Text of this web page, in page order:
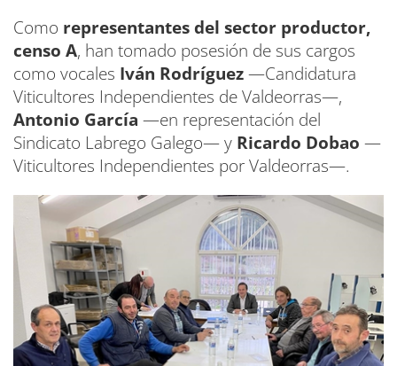
Como representantes del sector productor,
censo A, han tomado posesión de sus cargos
como vocales Iván Rodríguez—Candidatura
Viticultores Independientes de Valdeorras—,
Antonio García —en representación del
Sindicato Labrego Galego— y Ricardo Dobao —
Viticultores Independientes por Valdeorras—.